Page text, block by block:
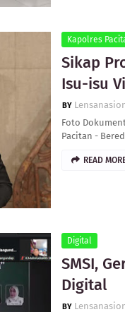
Kapolres
Sikap
Isu-isu
Foto
Pacitan -
READ
Digital
SMSI,
Digital